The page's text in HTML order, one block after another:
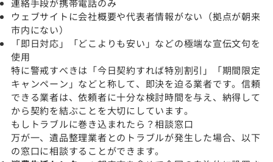
連絡手段が携帯電話のみ
ウェブサイトに会社概要や代表者情報がない（拠点が朝来
市内にない）
「即日対応」「どこよりも安い」などの極端な宣伝文句を
使用
特に警戒すべきは「今日契約すれば特別割引」「期間限定
キャンペーン」などと称して、即決を迫る業者です。信頼
できる業者は、依頼者に十分な検討時間を与え、納得して
から契約を結ぶことを大切にしています。
もしトラブルに巻き込まれたら？相談窓口
万が一、遺品整理業者とのトラブルが発生した場合、以下
の窓口に相談することができます。